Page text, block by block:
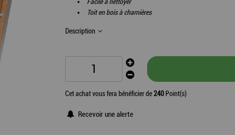
Facile à nettoyer
Toit en bois à charnières
Description
Cet achat vous fera bénéficier de240 Point(s)
Recevoir une alerte